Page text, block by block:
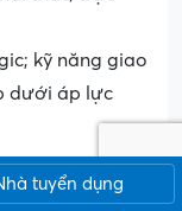
kỹ năng giao
dưới áp lực
tạo
tuyển dụng